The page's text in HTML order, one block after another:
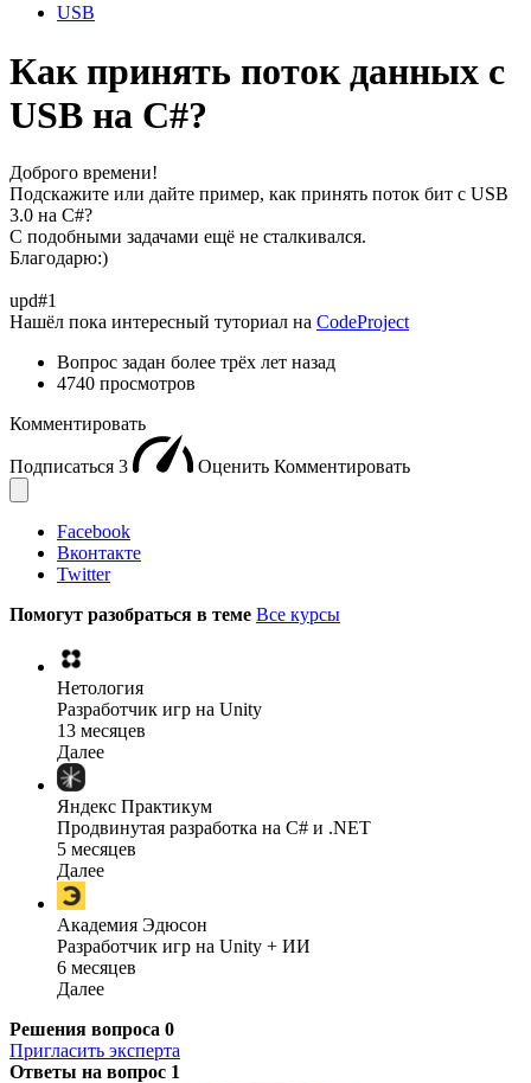
USB
Как принять поток данных с
USB на C#?
Доброго времени!
Подскажите или дайте пример, как принять поток бит с USB
3.0 на C#?
С подобными задачами ещё не сталкивался.
Благодарю:)
upd#1
Нашёл пока интересный туториал на CodeProject
Вопрос задан более трёх лет назад
4740 просмотров
Комментировать
Подписаться 3 Оценить Комментировать
Facebook
Вконтакте
Twitter
Помогут разобраться в теме Все курсы
Нетология
Разработчик игр на Unity
13 месяцев
Далее
Яндекс Практикум
Продвинутая разработка на C# и .NET
5 месяцев
Далее
Академия Эдюсон
Разработчик игр на Unity + ИИ
6 месяцев
Далее
Решения вопроса 0
Пригласить эксперта
Ответы на вопрос 1